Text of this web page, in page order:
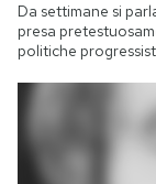
Da settimane si
presa
politiche